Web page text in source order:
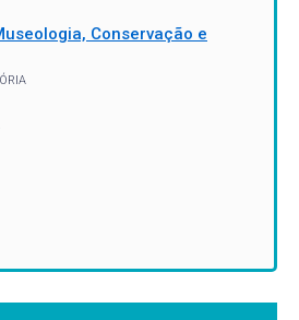
Conservação e